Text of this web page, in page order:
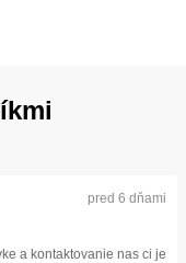
pred 6 dňami
a kontaktovanie nas ci je